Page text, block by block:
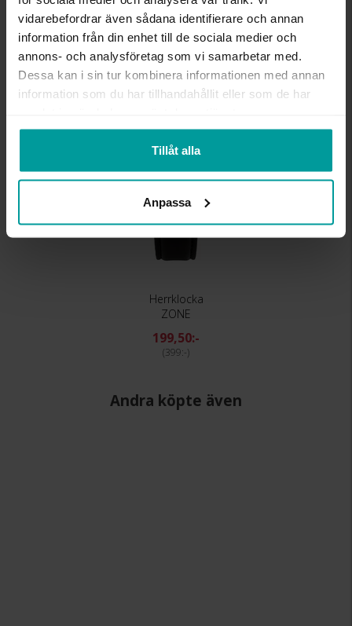
vidarebefordrar även sådana identifierare och annan
information från din enhet till de sociala medier och
annons- och analysföretag som vi samarbetar med.
Dessa kan i sin tur kombinera informationen med annan
information som du har tillhandahållit eller som de har
Tillåt alla
Anpassa
MATERIAL
Metall, Silverfärgad
KLOCKARMBAND
Imiterat läder
Liknande produkter
REA
Herrklocka
ZONE
199,50:-
399:-
Andra köpte även